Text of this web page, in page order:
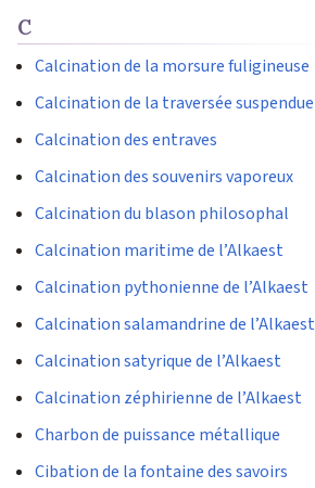
C
Calcination de la morsure fuligineuse
Calcination de la traversée suspendue
Calcination des entraves
Calcination des souvenirs vaporeux
Calcination du blason philosophal
Calcination maritime de l’Alkaest
Calcination pythonienne de l’Alkaest
Calcination salamandrine de l’Alkaest
Calcination satyrique de l’Alkaest
Calcination zéphirienne de l’Alkaest
Charbon de puissance métallique
Cibation de la fontaine des savoirs